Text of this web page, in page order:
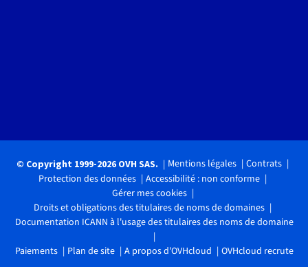
© Copyright 1999-2026 OVH SAS. Mentions légales
Contrats
Protection des données
Accessibilité : non conforme
Gérer mes cookies
Droits et obligations des titulaires de noms de domaines
Documentation ICANN à l'usage des titulaires des noms de domaine
Paiements Plan de site A propos d'OVHcloud OVHcloud recrute